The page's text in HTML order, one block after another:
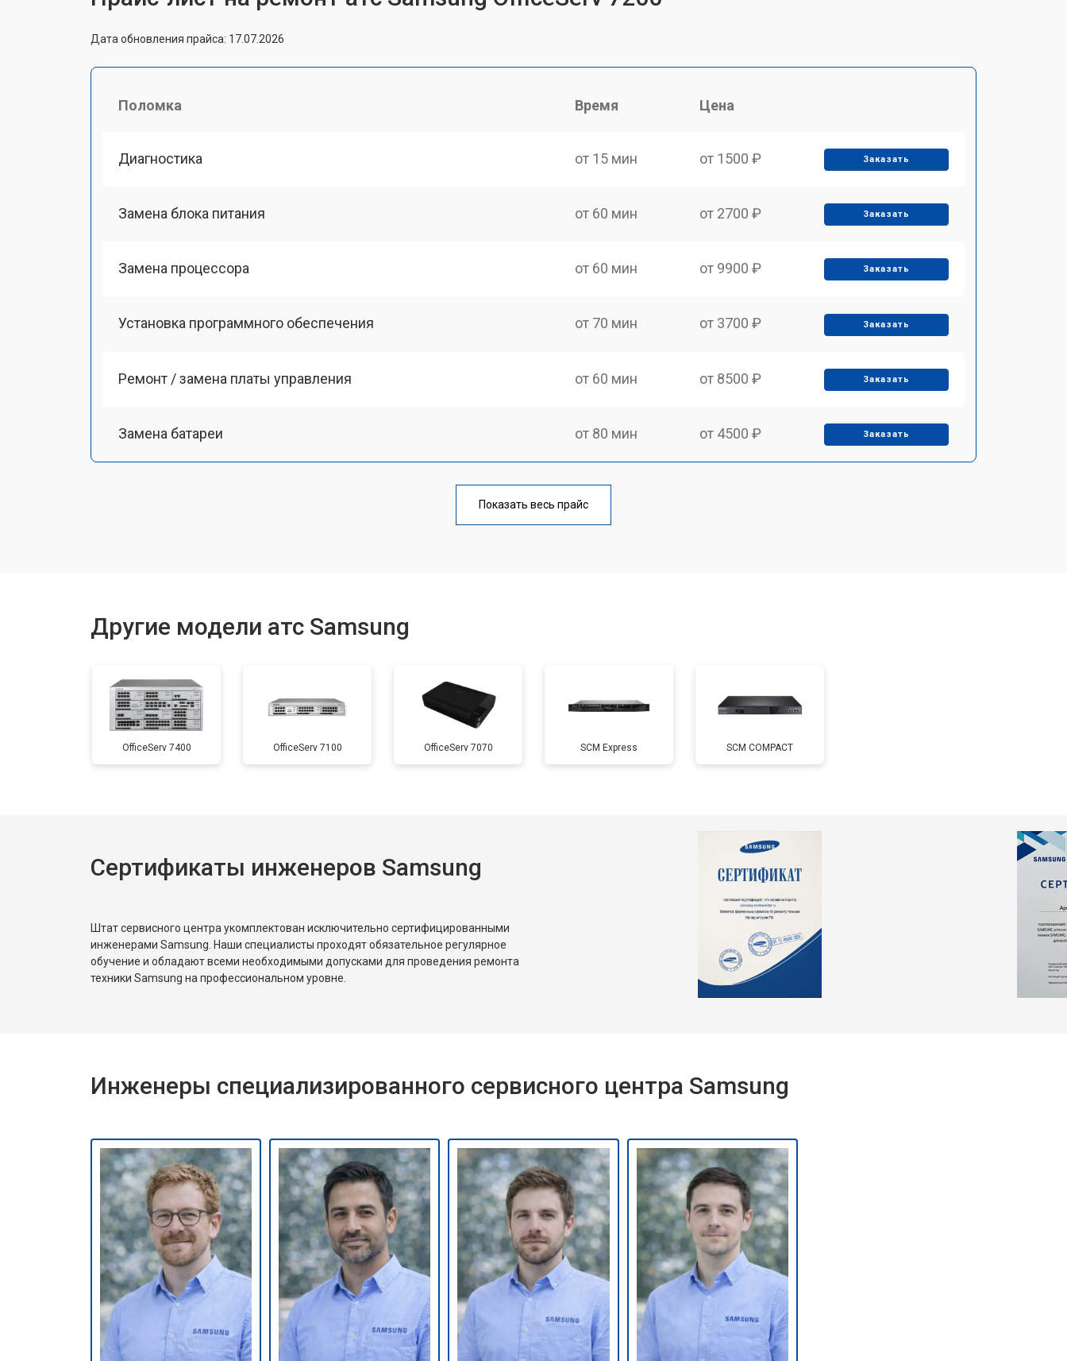
Дата обновления прайса: 17.07.2026
Поломка Время Цена
Диагностика от 15 мин от 1500 ₽ Заказать
Замена блока питания от 60 мин от 2700 ₽ Заказать
Замена процессора от 60 мин от 9900 ₽ Заказать
Установка программного обеспечения от 70 мин от 3700 ₽ Заказать
Ремонт / замена платы управления от 60 мин от 8500 ₽ Заказать
Замена батареи от 80 мин от 4500 ₽ Заказать
Показать весь прайс
Другие модели атс Samsung
OfficeServ 7400 OfficeServ 7100 OfficeServ 7070 SCM Express SCM COMPACT
Сертификаты инженеров Samsung
Штат сервисного центра укомплектован исключительно сертифицированными
инженерами Samsung. Наши специалисты проходят обязательное регулярное
обучение и обладают всеми необходимыми допусками для проведения ремонта
техники Samsung на профессиональном уровне.
Инженеры специализированного сервисного центра Samsung